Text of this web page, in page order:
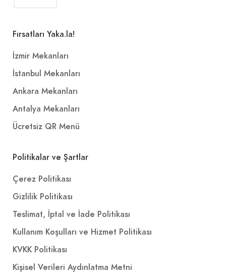
Fırsatları Yaka.la!
İzmir Mekanları
İstanbul Mekanları
Ankara Mekanları
Antalya Mekanları
Ücretsiz QR Menü
Politikalar ve Şartlar
Çerez Politikası
Gizlilik Politikası
Teslimat, İptal ve İade Politikası
Kullanım Koşulları ve Hizmet Politikası
KVKK Politikası
Kişisel Verileri Aydınlatma Metni